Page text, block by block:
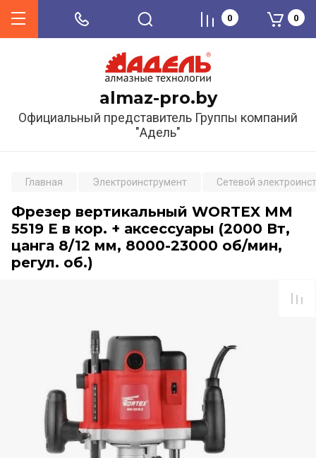
almaz-pro.by
Официальный представитель Группы компаний
"Адель"
0 0
Главная Электроинструмент Сетевой
Фрезер вертикальный WORTEX MM
5519 E в кор. + аксессуары (2000 Вт,
цанга 8/12 мм, 8000-23000 об/мин,
регул. об.)